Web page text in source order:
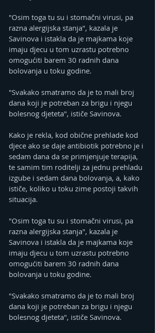
"Osim toga tu su i stomačni virusi, pa
razna alergijska stanja", kazala je
Savinova i istakla da je majkama koje
imaju djecu u tom uzrastu potrebno
omogućiti barem 30 radnih dana
bolovanja u toku godine.
"Svakako smatramo da je to mali broj
dana koji je potreban za brigu i njegu
bolesnog djeteta", ističe Savinova.
Kako je rekla, kod obične prehlade kod
djece ako se daje antibiotik potrebno je i
sedam dana da se primjenjuje terapija,
te samim tim roditelji za jednu prehladu
izgube i sedam dana bolovanja, a, kako
ističe, koliko u toku zime postoji takvih
situacija.
"Osim toga tu su i stomačni virusi, pa
razna alergijska stanja", kazala je
Savinova i istakla da je majkama koje
imaju djecu u tom uzrastu potrebno
omogućiti barem 30 radnih dana
bolovanja u toku godine.
"Svakako smatramo da je to mali broj
dana koji je potreban za brigu i njegu
bolesnog djeteta", ističe Savinova.